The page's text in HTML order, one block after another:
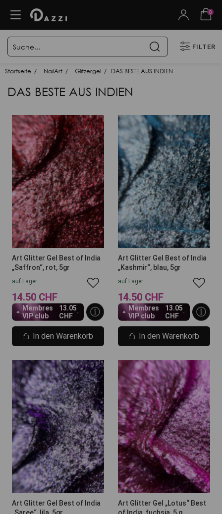
0
FILTER
Startseite NailArt Glitzergel DAS BESTE AUS INDIEN
DAS BESTE AUS INDIEN
Art Glitter Gel Best of India
„Saffron“, rot, 5gr
auf Lager
14.50 CHF
Membres
VIP club
13.05
CHF
In den Warenkorb
Art Glitter Gel Best of India
„Kashmir“, blau, 5gr
auf Lager
14.50 CHF
Membres
VIP club
13.05
CHF
In den Warenkorb
Art Glitter Gel Best of India
„Saree“, lila, 5gr
Art Glitter Gel „Lotus“ Best
of India, fuchsia, 5 g